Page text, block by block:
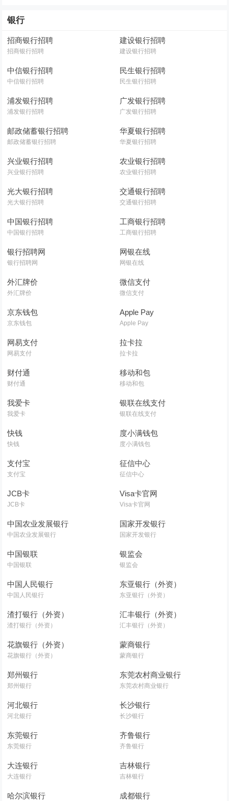
银行
招商银行招聘
招商银行招聘
建设银行招聘
建设银行招聘
中信银行招聘
中信银行招聘
民生银行招聘
民生银行招聘
浦发银行招聘
浦发银行招聘
广发银行招聘
广发银行招聘
邮政储蓄银行招聘
邮政储蓄银行招聘
华夏银行招聘
华夏银行招聘
兴业银行招聘
兴业银行招聘
农业银行招聘
农业银行招聘
光大银行招聘
光大银行招聘
交通银行招聘
交通银行招聘
中国银行招聘
中国银行招聘
工商银行招聘
工商银行招聘
银行招聘网
银行招聘网
网银在线
网银在线
外汇牌价
外汇牌价
微信支付
微信支付
京东钱包
京东钱包
Apple Pay
Apple Pay
网易支付
网易支付
拉卡拉
拉卡拉
财付通
财付通
移动和包
移动和包
我爱卡
我爱卡
银联在线支付
银联在线支付
快钱
快钱
度小满钱包
度小满钱包
支付宝
支付宝
征信中心
征信中心
JCB卡
JCB卡
Visa卡官网
Visa卡官网
中国农业发展银行
中国农业发展银行
国家开发银行
国家开发银行
中国银联
中国银联
银监会
银监会
中国人民银行
中国人民银行
东亚银行（外资）
东亚银行（外资）
渣打银行（外资）
渣打银行（外资）
汇丰银行（外资）
汇丰银行（外资）
花旗银行（外资）
花旗银行（外资）
蒙商银行
蒙商银行
郑州银行
郑州银行
东莞农村商业银行
东莞农村商业银行
河北银行
河北银行
长沙银行
长沙银行
东莞银行
东莞银行
齐鲁银行
齐鲁银行
大连银行
大连银行
吉林银行
吉林银行
哈尔滨银行 成都银行